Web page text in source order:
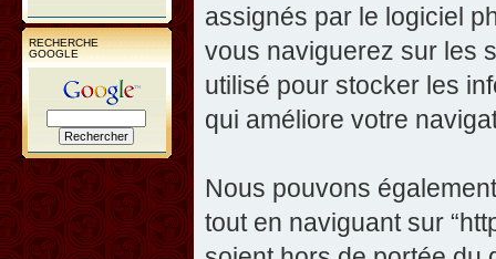
RECHERCHE
GOOGLE
assignés par le logiciel
vous naviguerez sur les
utilisé pour stocker les
qui améliore votre
Nous pouvons
tout en naviguant sur